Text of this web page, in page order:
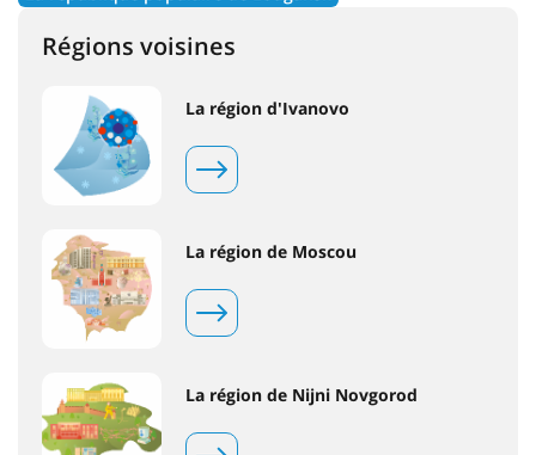
Régions voisines
La région d'Ivanovo
La région de Moscou
La région de Nijni Novgorod